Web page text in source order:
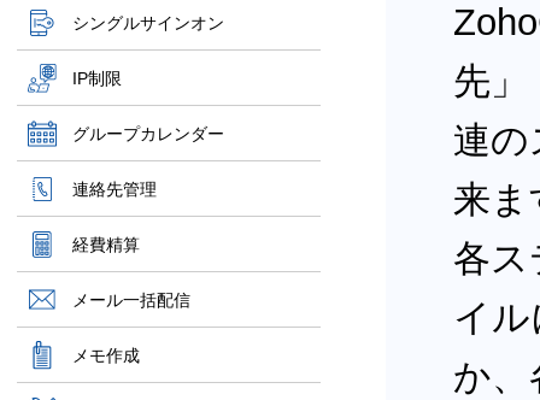
シングルサインオン
IP制限
グループカレンダー
連絡先管理
経費精算
メール一括配信
メモ作成
先」
連
来ま
各ス
イ
か、